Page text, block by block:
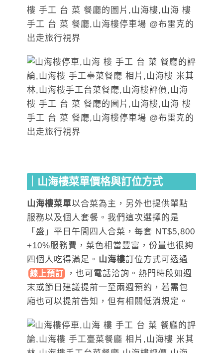
｜山海樓菜單價格與訂位方式
山海樓菜單以合菜為主，另外也提供單點
服務以及個人套餐。我們這次選擇的是
「盛」平日午間四人合菜，每套 NT$5,800
+10%服務費，菜色相當豐富，份量也很夠
四個人吃得滿足。 山海樓訂位方式可透過
線上預訂 ， 也可電話洽詢。熱門時段如週
末或節日建議提前一至兩週預約，若需包
廂也可以提前告知，但有相關低消規定。